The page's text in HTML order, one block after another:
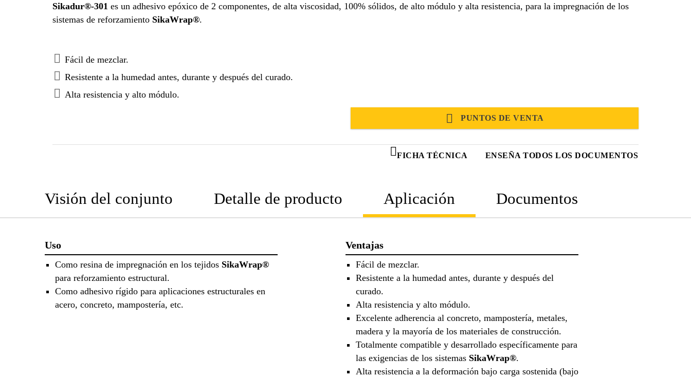
Sikadur®-301 es un adhesivo epóxico de 2 componentes, de alta viscosidad, 100% sólidos, de alto módulo y alta resistencia, para la impregnación de los
sistemas de reforzamiento SikaWrap®.
Fácil de mezclar.
Resistente a la humedad antes, durante y después del curado.
Alta resistencia y alto módulo.
PUNTOS DE VENTA
FICHA TÉCNICA ENSEÑA TODOS LOS DOCUMENTOS
Visión del conjunto Detalle de producto Aplicación Documentos
Uso
Como resina de impregnación en los tejidos SikaWrap®
para reforzamiento estructural.
Como adhesivo rígido para aplicaciones estructurales en
acero, concreto, mampostería, etc.
Ventajas
Fácil de mezclar.
Resistente a la humedad antes, durante y después del
curado.
Alta resistencia y alto módulo.
Excelente adherencia al concreto, mampostería, metales,
madera y la mayoría de los materiales de construcción.
Totalmente compatible y desarrollado específicamente para
las exigencias de los sistemas SikaWrap®.
Alta resistencia a la deformación bajo carga sostenida (bajo